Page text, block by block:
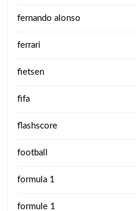
fernando alonso
ferrari
fietsen
fifa
flashscore
football
formula 1
formule 1